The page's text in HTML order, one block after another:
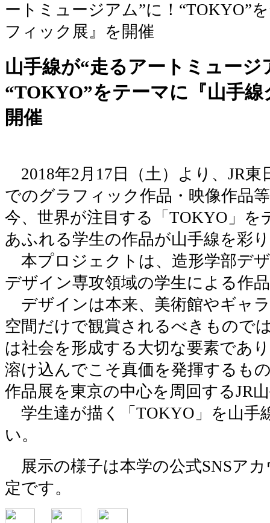
ートミュージアム”に！“TOKYO”
フィック展』を開催
山手線が“走るアートミュージ
“TOKYO”をテーマに『山手
開催
2018年2月17日（土）より、JR東
でのグラフィック作品・映像作品
今、世界が注目する「TOKYO」を
あふれる学生の作品が山手線を彩
本プロジェクトは、造形学部デ
デザイン専攻領域の学生による作
デザインは本来、美術館やギャ
空間だけで観賞されるべきもので
は社会を形成する大切な要素であ
溶け込んでこそ真価を発揮するも
作品展を東京の中心を周回するJR
学生達が描く「TOKYO」を山手
い。
展示の様子は本学の公式SNSア
定です。